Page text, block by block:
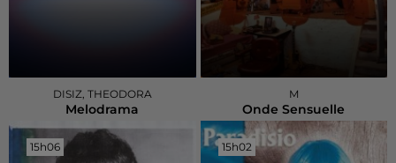
DISIZ, THEODORA
Melodrama
M
Onde Sensuelle
15h06
15h06 15h02
15h02